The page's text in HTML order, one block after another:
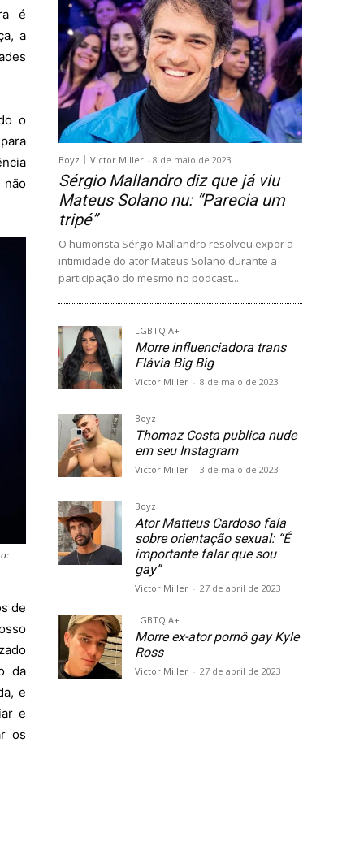
é
a
o
não
de
da
e
e
os
Boyz Victor Miller - 8 de maio de 2023
Sérgio Mallandro diz que já viu
Mateus Solano nu: “Parecia um
tripé”
O humorista Sérgio Mallandro resolveu expor a
intimidade do ator Mateus Solano durante a
participação do mesmo no podcast...
LGBTQIA+
Morre influenciadora trans
Flávia Big Big
Victor Miller - 8 de maio de 2023
Boyz
Thomaz Costa publica nude
em seu Instagram
Victor Miller - 3 de maio de 2023
Boyz
Ator Matteus Cardoso fala
sobre orientação sexual: “É
importante falar que sou
gay”
Victor Miller - 27 de abril de 2023
LGBTQIA+
Morre ex-ator pornô gay Kyle
Ross
Victor Miller - 27 de abril de 2023